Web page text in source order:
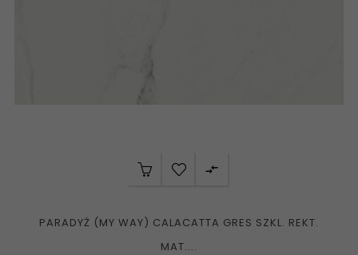

PARADYŻ (MY WAY) CALACATTA GRES SZKL. REKT.
MAT....